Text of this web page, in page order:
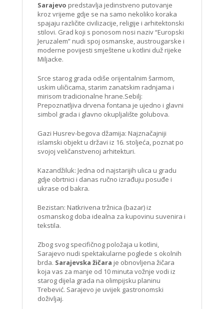
Sarajevo predstavlja jedinstveno putovanje
kroz vrijeme gdje se na samo nekoliko koraka
spajaju različite civilizacije, religije i arhitektonski
stilovi. Grad koji s ponosom nosi naziv “Europski
Jeruzalem” nudi spoj osmanske, austrougarske i
moderne povijesti smještene u kotlini duž rijeke
Miljacke.
Srce starog grada odiše orijentalnim šarmom,
uskim uličicama, starim zanatskim radnjama i
mirisom tradicionalne hrane.Sebilj:
Prepoznatljiva drvena fontana je ujedno i glavni
simbol grada i glavno okupljalište golubova.
Gazi Husrev-begova džamija: Najznačajniji
islamski objekt u državi iz 16. stoljeća, poznat po
svojoj veličanstvenoj arhitekturi.
Kazandžiluk: Jedna od najstarijih ulica u gradu
gdje obrtnici i danas ručno izrađuju posuđe i
ukrase od bakra.
Bezistan: Natkrivena tržnica (bazar) iz
osmanskog doba idealna za kupovinu suvenira i
tekstila.
Zbog svog specifičnog položaja u kotlini,
Sarajevo nudi spektakularne poglede s okolnih
brda. Sarajevska žičara je obnovljena žičara
koja vas za manje od 10 minuta vožnje vodi iz
starog dijela grada na olimpijsku planinu
Trebević. Sarajevo je uvijek gastronomski
doživljaj.